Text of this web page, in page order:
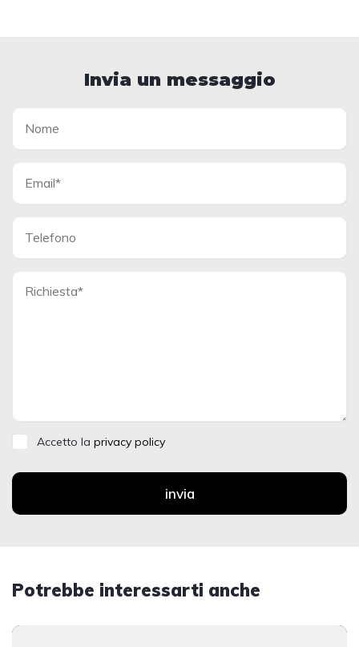
Invia un messaggio
Accetto la privacy policy
invia
Potrebbe interessarti anche